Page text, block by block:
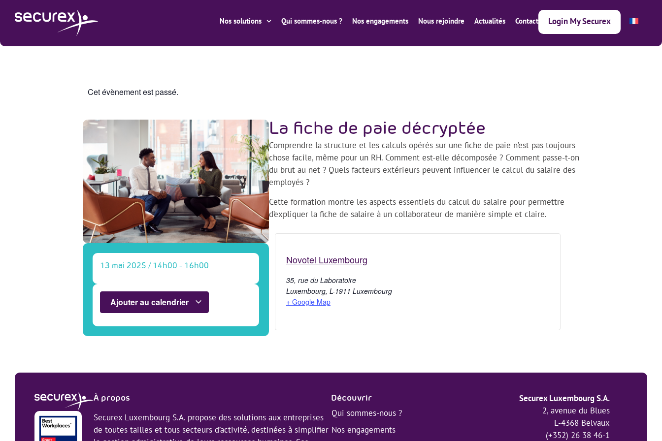
Nos solutions Qui sommes-nous ? Nos engagements Nous rejoindre Actualités Contact Login My Securex
Cet évènement est passé.
13 mai 2025 / 14h00 - 16h00
Ajouter au calendrier
La fiche de paie décryptée
Comprendre la structure et les calculs opérés sur une fiche de paie n’est pas toujours
chose facile, même pour un RH. Comment est-elle décomposée ? Comment passe-t-on
du brut au net ? Quels facteurs extérieurs peuvent influencer le calcul du salaire des
employés ?
Cette formation montre les aspects essentiels du calcul du salaire pour permettre
d’expliquer la fiche de salaire à un collaborateur de manière simple et claire.
Novotel Luxembourg
35, rue du Laboratoire
Luxembourg, L-1911 Luxembourg
+ Google Map
À propos
Securex Luxembourg S.A. propose des solutions aux entreprises
de toutes tailles et tous secteurs d’activité, destinées à simplifier
Découvrir
Qui sommes-nous ?
Nos engagements
Securex Luxembourg S.A.
2, avenue du Blues
L-4368 Belvaux
(+352) 26 38 46-1